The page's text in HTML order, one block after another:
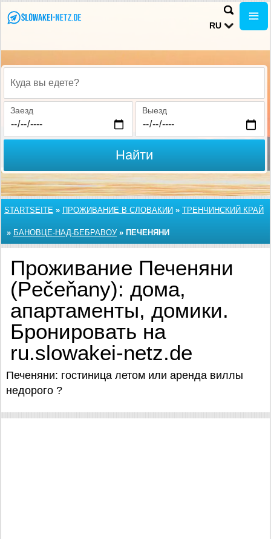
RU
Куда вы едете?
Заезд Выезд
Найти
STARTSEITE » ПРОЖИВАНИЕ В СЛОВАКИИ » ТРЕНЧИНСКИЙ КРАЙ
» БАНОВЦЕ-НАД-БЕБРАВОУ» ПЕЧЕНЯНИ
Проживание Печеняни
(Pečeňany): дома,
апартаменты, домики.
Бронировать на
ru.slowakei-netz.de
Печеняни: гостиница летом или аренда виллы
недорого ?